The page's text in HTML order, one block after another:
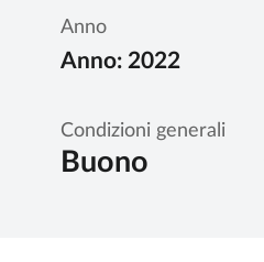
Anno
Anno: 2022
Condizioni generali
Buono